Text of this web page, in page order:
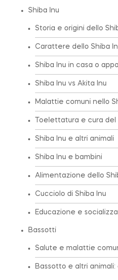
Shiba Inu
Storia e origini dello
Carattere dello Shiba
Shiba Inu in casa o
Shiba Inu vs Akita Inu
Malattie comuni nello
Toelettatura e cura del
Shiba Inu e altri animali
Shiba Inu e bambini
Alimentazione dello
Cucciolo di Shiba Inu
Educazione e
Bassotti
Salute e malattie
Bassotto e altri